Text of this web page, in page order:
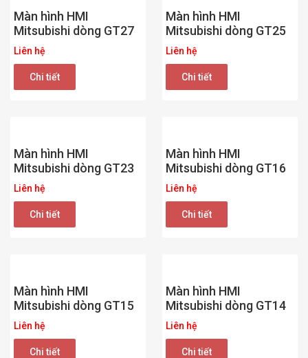
Màn hình HMI
Mitsubishi dòng GT27
Liên hệ
Chi tiết
Màn hình HMI
Mitsubishi dòng GT25
Liên hệ
Chi tiết
Màn hình HMI
Mitsubishi dòng GT23
Liên hệ
Chi tiết
Màn hình HMI
Mitsubishi dòng GT16
Liên hệ
Chi tiết
Màn hình HMI
Mitsubishi dòng GT15
Liên hệ
Chi tiết
Màn hình HMI
Mitsubishi dòng GT14
Liên hệ
Chi tiết